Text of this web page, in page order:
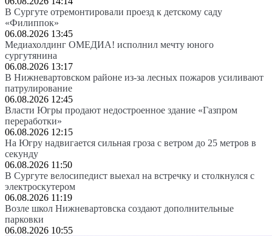
В Сургуте отремонтировали проезд к детскому саду
«Филиппок»
06.08.2026 13:45
Медиахолдинг ОМЕДИА! исполнил мечту юного
сургутянина
06.08.2026 13:17
В Нижневартовском районе из-за лесных пожаров усиливают
патрулирование
06.08.2026 12:45
Власти Югры продают недостроенное здание «Газпром
переработки»
06.08.2026 12:15
На Югру надвигается сильная гроза с ветром до 25 метров в
секунду
06.08.2026 11:50
В Сургуте велосипедист выехал на встречку и столкнулся с
электроскутером
06.08.2026 11:19
Возле школ Нижневартовска создают дополнительные
парковки
06.08.2026 10:55